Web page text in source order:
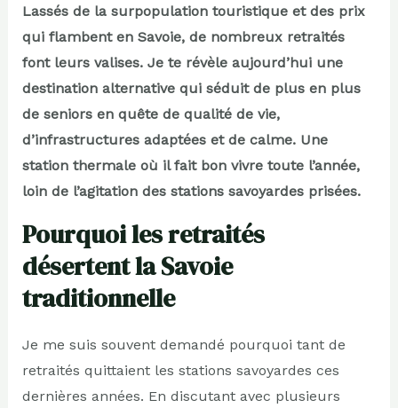
Lassés de la surpopulation touristique et des prix
qui flambent en Savoie, de nombreux retraités
font leurs valises. Je te révèle aujourd’hui une
destination alternative qui séduit de plus en plus
de seniors en quête de qualité de vie,
d’infrastructures adaptées et de calme. Une
station thermale où il fait bon vivre toute l’année,
loin de l’agitation des stations savoyardes prisées.
Pourquoi les retraités
désertent la Savoie
traditionnelle
Je me suis souvent demandé pourquoi tant de
retraités quittaient les stations savoyardes ces
dernières années. En discutant avec plusieurs